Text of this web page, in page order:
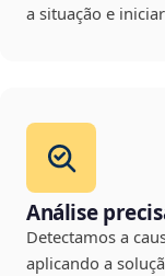
a situação e
Análise
Detectamos a
aplicando a